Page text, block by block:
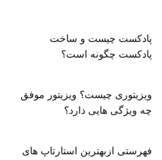
پادکست چیست و ساخت
پادکست چگونه است؟
ویزیتوری چیست؟ ویزیتور موفق
چه ویژگی هایی دارد؟
فهرستی ازبهترین استارتاپ های